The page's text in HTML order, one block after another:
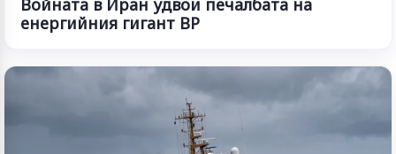
Войната в Иран удвои печалбата на
енергийния гигант BP